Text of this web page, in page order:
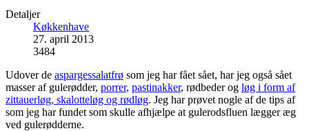
Detaljer
Køkkenhave
27. april 2013
3484
Udover de aspargessalatfrø som jeg har fået sået, har jeg også sået
masser af gulerødder, porrer, pastinakker, rødbeder og løg i form af
zittauerløg, skalotteløg og rødløg. Jeg har prøvet nogle af de tips af
som jeg har fundet som skulle afhjælpe at gulerodsfluen lægger æg
ved gulerødderne.